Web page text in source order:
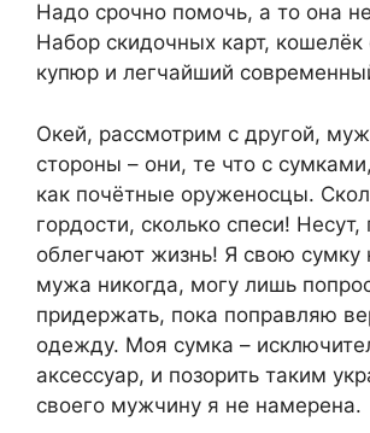
Надо срочно помочь, а то она
Набор скидочных карт, кошелёк
купюр и легчайший
Окей, рассмотрим с другой,
стороны – они, те что с
как почётные оруженосцы.
гордости, сколько спеси!
облегчают жизнь! Я свою сумку
мужа никогда, могу лишь
придержать, пока поправляю
одежду. Моя сумка –
аксессуар, и позорить таким
своего мужчину я не намерена.